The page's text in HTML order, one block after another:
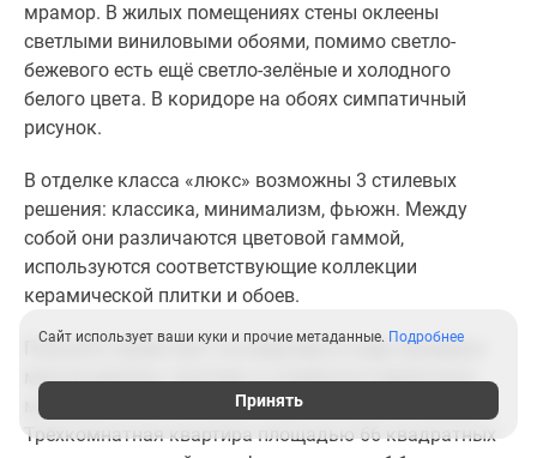
мрамор. В жилых помещениях стены оклеены
светлыми виниловыми обоями, помимо светло-
бежевого есть ещё светло-зелёные и холодного
белого цвета. В коридоре на обоях симпатичный
рисунок.
В отделке класса «люкс» возможны 3 стилевых
решения: классика, минимализм, фьюжн. Между
собой они различаются цветовой гаммой,
используются соответствующие коллекции
керамической плитки и обоев.
Получить прайс-лист на квартиры в ходе проверки
мне не удалось, поэтому о стоимости отделочных
материалов можно судить лишь на одном примере.
Трёхкомнатная квартира площадью 66 квадратных
Сайт использует ваши куки и прочие метаданные. Подробнее
Принять